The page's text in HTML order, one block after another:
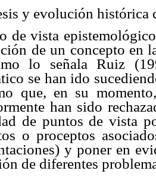
y evolución histórica
de vista
de un concepto en
lo señala Ruiz
se han ido
que, en su
han sido
de puntos de vista
o proceptos
y poner en
de diferentes